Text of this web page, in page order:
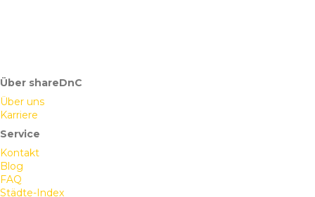
Über shareDnC
Über uns
Karriere
Service
Kontakt
Blog
FAQ
Städte-Index